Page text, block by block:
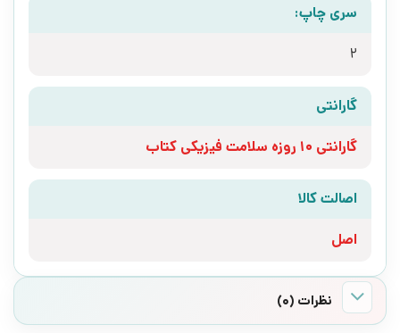
سری چاپ:
2
گارانتی
گارانتی 10 روزه سلامت فیزیکی کتاب
اصالت کالا
اصل
نظرات (0)